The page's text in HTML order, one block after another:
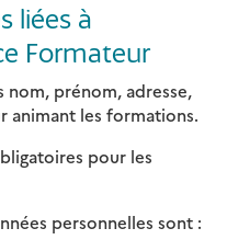
liées à
Formateur
nom, prénom, adresse,
animant les formations.
pour les
personnelles sont :